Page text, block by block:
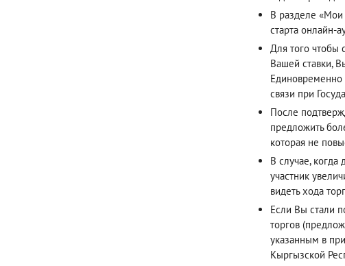
В разделе «Мои
старта онлайн-
Для того чтобы
Вашей ставки,
Единовременно
связи при
После
предложить
которая не
В случае,
участник
видеть хода
Если Вы стали
торгов
указанным в
Кыргызской